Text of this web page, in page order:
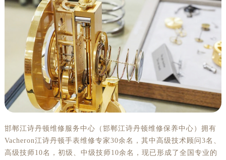
邯郸江诗丹顿维修服务中心（邯郸江诗丹顿维修保养中心）拥有
Vacheron江诗丹顿手表维修专家30余名，其中高级技术顾问3名、
高级技师10名，初级、中级技师10余名，现已形成了全国专业的